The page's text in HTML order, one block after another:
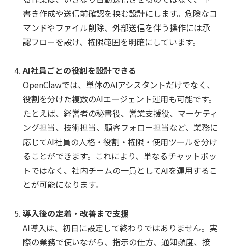
書き作成や送信前確認を挟む設計にします。危険なコ
マンドやファイル削除、外部送信を伴う操作には承
認フローを設け、権限範囲を明確にしています。
AI社員ごとの役割を設計できる
OpenClawでは、単体のAIアシスタントだけでなく、
役割を分けた複数のAIエージェント運用も可能です。
たとえば、経営者の秘書役、営業支援役、マーケティ
ング担当、技術担当、顧客フォロー担当など、業務に
応じてAI社員の人格・役割・権限・使用ツールを分け
ることができます。これにより、単なるチャットボッ
トではなく、社内チームの一員としてAIを運用するこ
とが可能になります。
導入後の定着・改善まで支援
AI導入は、初日に設定して終わりではありません。実
際の業務で使いながら、指示の仕方、通知頻度、接